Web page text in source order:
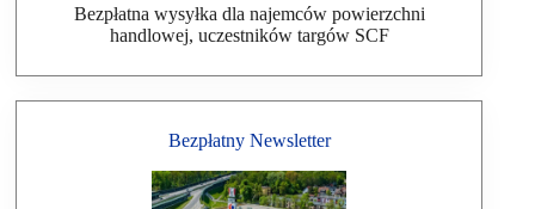
Bezpłatna wysyłka dla najemców powierzchni
handlowej, uczestników targów SCF
Bezpłatny Newsletter